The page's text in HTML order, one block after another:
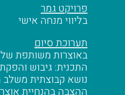
פרויקט גמר
בליווי מנחה אישי
תערוכת סיום
באוצרות משותפת
התכנית: גיבוש
נושא קבוצתית משלב
ההצבה בהנחיית